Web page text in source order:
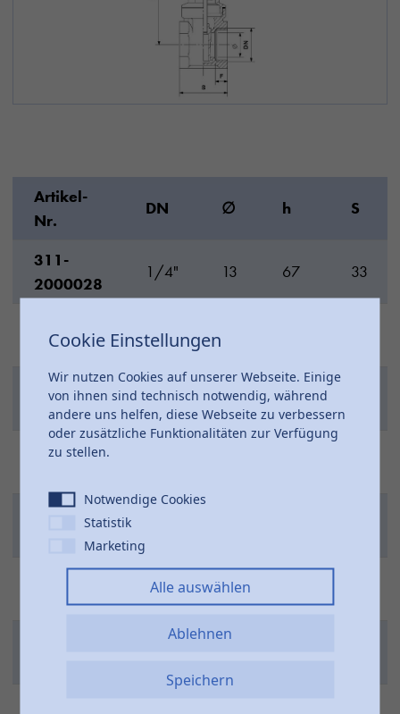
Artikel-
Nr.
DN ∅ h S
311-
2000028
1/4" 13 67 33
2000038
3/8"
311-
2000048
1/2" 14 70
311-
311-
2000088
311-
2000108
1
1/4"
27
Cookie Einstellungen
Wir nutzen Cookies auf unserer Webseite. Einige
von ihnen sind technisch notwendig, während
andere uns helfen, diese Webseite zu verbessern
oder zusätzliche Funktionalitäten zur Verfügung
zu stellen.
Notwendige Cookies
Statistik
Marketing
Alle auswählen
Ablehnen
Speichern